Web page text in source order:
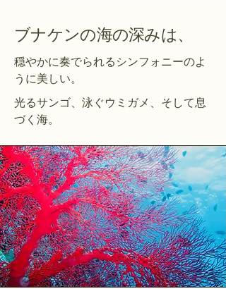
ブナケンの海の深みは、
穏やかに奏でられるシンフォニーのよ
うに美しい。
光るサンゴ、泳ぐウミガメ、そして息
づく海。